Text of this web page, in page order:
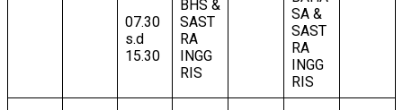
07.30
s.d
15.30
BHS &
SAST
RA
INGG
RIS
SA &
SAST
RA
INGG
RIS